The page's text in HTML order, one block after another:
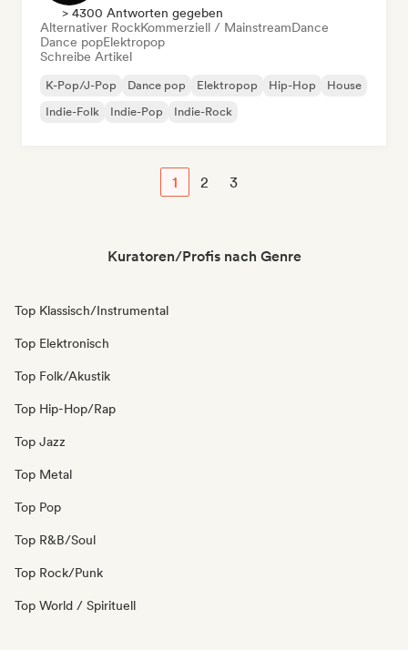
> 4300 Antworten gegeben
Alternativer RockKommerziell / MainstreamDance
Dance popElektropop
Schreibe Artikel
K-Pop/J-Pop Dance pop Elektropop Hip-Hop
House
Indie-Folk
Indie-Pop Indie-Rock
1 2 3
Kuratoren/Profis nach Genre
Top Klassisch/Instrumental
Top Elektronisch
Top Folk/Akustik
Top Hip-Hop/Rap
Top Jazz
Top Metal
Top Pop
Top R&B/Soul
Top Rock/Punk
Top World / Spirituell